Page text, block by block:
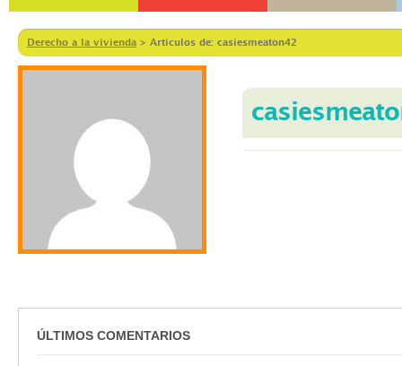
Derecho a la vivienda > Artículos de: casiesmeaton42
ÚLTIMOS COMENTARIOS